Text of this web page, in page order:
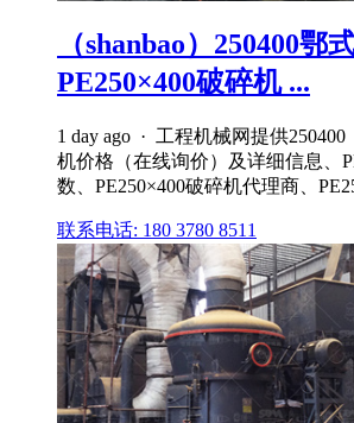
（shanbao）250400鄂
PE250×400破碎机 ...
1 day ago · 工程机械网提供250400
机价格（在线询价）及详细信息、
数、PE250×400破碎机代理商、
联系电话: 180 3780 8511